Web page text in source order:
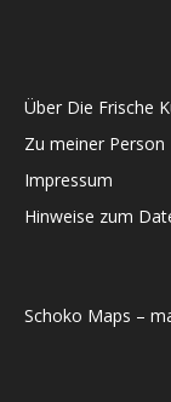
Über Die Frische
Zu meiner Person
Impressum
Hinweise zum
Schoko Maps –